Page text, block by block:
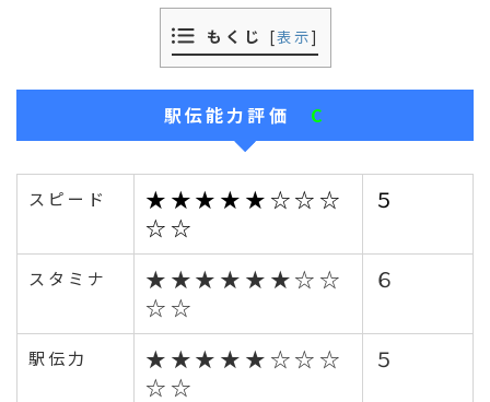
もくじ [表示]
駅伝能力評価 C
スピード
★★★★★☆☆☆
☆☆
５
スタミナ
★★★★★★☆☆
☆☆
６
駅伝力
★★★★★☆☆☆
☆☆
５